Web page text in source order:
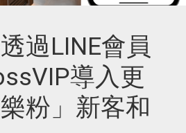
過LINE會員
導入更
粉」新客和